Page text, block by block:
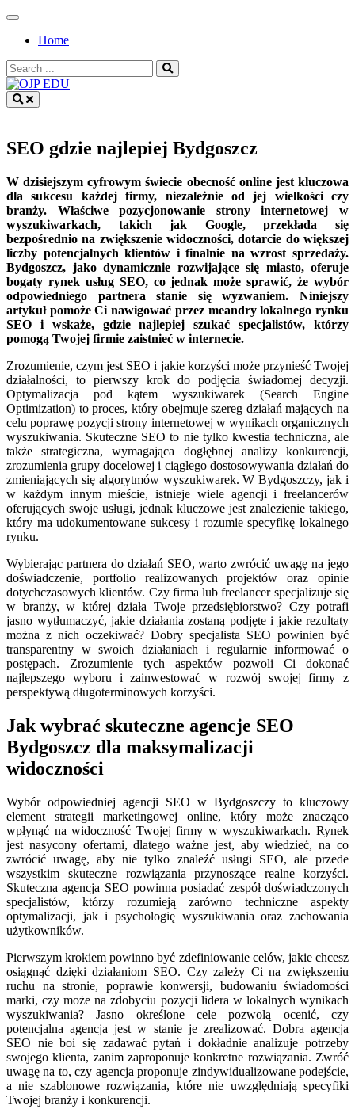
Skip
contentHome
Search
for:
SEO gdzie najlepiej Bydgoszcz
W dzisiejszym cyfrowym świecie obecność online jest kluczowa
dla sukcesu każdej firmy, niezależnie od jej wielkości czy
branży. Właściwe pozycjonowanie strony internetowej w
wyszukiwarkach, takich jak Google, przekłada się
bezpośrednio na zwiększenie widoczności, dotarcie do większej
liczby potencjalnych klientów i finalnie na wzrost sprzedaży.
Bydgoszcz, jako dynamicznie rozwijające się miasto, oferuje
bogaty rynek usług SEO, co jednak może sprawić, że wybór
odpowiedniego partnera stanie się wyzwaniem. Niniejszy
artykuł pomoże Ci nawigować przez meandry lokalnego rynku
SEO i wskaże, gdzie najlepiej szukać specjalistów, którzy
pomogą Twojej firmie zaistnieć w internecie.
Zrozumienie, czym jest SEO i jakie korzyści może przynieść Twojej
działalności, to pierwszy krok do podjęcia świadomej decyzji.
Optymalizacja pod kątem wyszukiwarek (Search Engine
Optimization) to proces, który obejmuje szereg działań mających na
celu poprawę pozycji strony internetowej w wynikach organicznych
wyszukiwania. Skuteczne SEO to nie tylko kwestia techniczna, ale
także strategiczna, wymagająca dogłębnej analizy konkurencji,
zrozumienia grupy docelowej i ciągłego dostosowywania działań do
zmieniających się algorytmów wyszukiwarek. W Bydgoszczy, jak i
w każdym innym mieście, istnieje wiele agencji i freelancerów
oferujących swoje usługi, jednak kluczowe jest znalezienie takiego,
który ma udokumentowane sukcesy i rozumie specyfikę lokalnego
rynku.
Wybierając partnera do działań SEO, warto zwrócić uwagę na jego
doświadczenie, portfolio realizowanych projektów oraz opinie
dotychczasowych klientów. Czy firma lub freelancer specjalizuje się
w branży, w której działa Twoje przedsiębiorstwo? Czy potrafi
jasno wytłumaczyć, jakie działania zostaną podjęte i jakie rezultaty
można z nich oczekiwać? Dobry specjalista SEO powinien być
transparentny w swoich działaniach i regularnie informować o
postępach. Zrozumienie tych aspektów pozwoli Ci dokonać
najlepszego wyboru i zainwestować w rozwój swojej firmy z
perspektywą długoterminowych korzyści.
Jak wybrać skuteczne agencje SEO
Bydgoszcz dla maksymalizacji
widoczności
Wybór odpowiedniej agencji SEO w Bydgoszczy to kluczowy
element strategii marketingowej online, który może znacząco
wpłynąć na widoczność Twojej firmy w wyszukiwarkach. Rynek
jest nasycony ofertami, dlatego ważne jest, aby wiedzieć, na co
zwrócić uwagę, aby nie tylko znaleźć usługi SEO, ale przede
wszystkim skuteczne rozwiązania przynoszące realne korzyści.
Skuteczna agencja SEO powinna posiadać zespół doświadczonych
specjalistów, którzy rozumieją zarówno techniczne aspekty
optymalizacji, jak i psychologię wyszukiwania oraz zachowania
użytkowników.
Pierwszym krokiem powinno być zdefiniowanie celów, jakie chcesz
osiągnąć dzięki działaniom SEO. Czy zależy Ci na zwiększeniu
ruchu na stronie, poprawie konwersji, budowaniu świadomości
marki, czy może na zdobyciu pozycji lidera w lokalnych wynikach
wyszukiwania? Jasno określone cele pozwolą ocenić, czy
potencjalna agencja jest w stanie je zrealizować. Dobra agencja
SEO nie boi się zadawać pytań i dokładnie analizuje potrzeby
swojego klienta, zanim zaproponuje konkretne rozwiązania. Zwróć
uwagę na to, czy agencja proponuje zindywidualizowane podejście,
a nie szablonowe rozwiązania, które nie uwzględniają specyfiki
Twojej branży i konkurencji.